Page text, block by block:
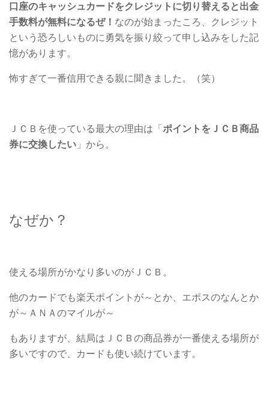
口座のキャッシュカードをクレジットに切り替えると出金
手数料が無料になるぜ！ なのが始まったころ、クレジット
という恐ろしいものに勇気を振り絞って申し込みをした記
憶があります。
怖すぎて一番信用できる親に聞きました。（笑）
ＪＣＢを使っている最大の理由は「 ポイントをＪＣＢ商品
券に交換したい 」から。
なぜか？
使える場所がかなり多いのがＪＣＢ。
他のカードでも楽天ポイントが～とか、エポスのなんとか
が～ＡＮＡのマイルが～
もありますが、結局はＪＣＢの商品券が一番使える場所が
多いですので、カードも使い続けています。